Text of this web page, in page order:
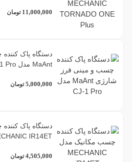
11,000,000 تومان
دستگاه پاک
MaAnt مدل CJ-1 Pro
5,000,000 تومان
دستگاه پاک
IR14ET
4,505,000 تومان